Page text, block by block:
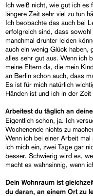
Ich weiß nicht, wie gut ich es
längere Zeit sehr viel zu tun
Ich beobachte das auch bei
erfolgreich sind, dass
manchmal drunter leiden
auch ein wenig Glück
alles sehr gut aus. Wenn ich
meine Eltern da, die mein
an Berlin schon auch, dass
Es ist für mich natürlich
Händen ist und ich in der
Arbeitest du täglich an
Eigentlich schon, ja. Ich
Wochenende nichts zu
Wenn ich bei einer Arbeit
ich mich ein, zwei Tage gar
besser. Schwierig wird es,
macht es wahnsinnig, wenn
Dein Wohnraum ist
du daran, an einem Ort zu